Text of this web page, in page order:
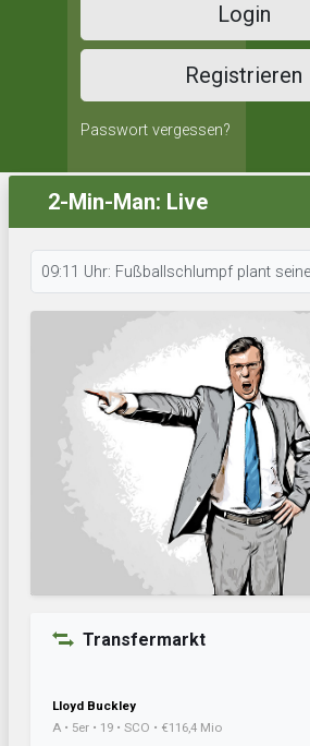
Login
Registrieren
Passwort vergessen?
2-Min-Man: Live
09:11 Uhr: Fußballschlumpf plant seine
Transfermarkt
Lloyd Buckley
A • 5er • 19 • SCO • €116,4 Mio